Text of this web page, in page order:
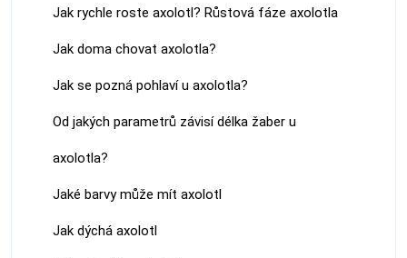
Jak rychle roste axolotl? Růstová fáze axolotla
Jak doma chovat axolotla?
Jak se pozná pohlaví u axolotla?
Od jakých parametrů závisí délka žaber u
axolotla?
Jaké barvy může mít axolotl
Jak dýchá axolotl